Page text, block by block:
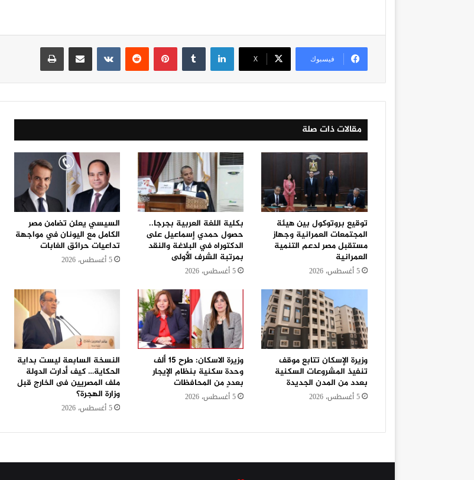
فيسبوك ‫X
لينكدإن بينتيريست
مقالات ذات صلة
توقيع بروتوكول بين هيئة
المجتمعات العمرانية وجهاز
مستقبل مصر لدعم التنمية
العمرانية
5 أغسطس، 2026
بكلية اللغة العربية بجرجا..
حصول حمدي إسماعيل على
الدكتوراه في البلاغة والنقد
بمرتبة الشرف الأولى
5 أغسطس، 2026
السيسي يعلن تضامن مصر
الكامل مع اليونان في مواجهة
تداعيات حرائق الغابات
5 أغسطس، 2026
وزيرة الإسكان تتابع موقف
تنفيذ المشروعات السكنية
بعدد من المدن الجديدة
5 أغسطس، 2026
وزيرة الاسكان: طرح 15 ألف
وحدة سكنية بنظام الإيجار
بعددٍ من المحافظات
5 أغسطس، 2026
النسخة السابعة ليست بداية
الحكاية… كيف أدارت الدولة
ملف المصريين فى الخارج قبل
وزارة الهجرة؟
5 أغسطس، 2026